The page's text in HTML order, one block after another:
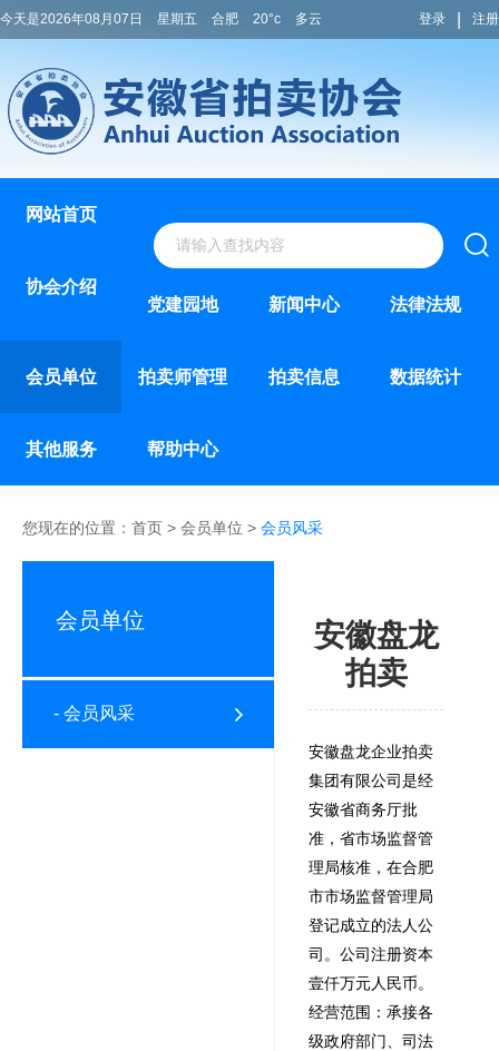
今天是2026年08月07日 星期五 合肥 20°c 多云 登录 注册
网站首页
协会介绍
党建园地
新闻中心 法律法规
会员单位 拍卖师管理 拍卖信息 数据统计
其他服务 帮助中心
您现在的位置： 首页 > 会员单位 > 会员风采
会员单位
- 会员风采
安徽盘龙
拍卖
安徽盘龙企业拍卖
集团有限公司是经
安徽省商务厅批
准，省市场监督管
理局核准，在合肥
市市场监督管理局
登记成立的法人公
司。公司注册资本
壹仟万元人民币。
经营范围：承接各
级政府部门、司法